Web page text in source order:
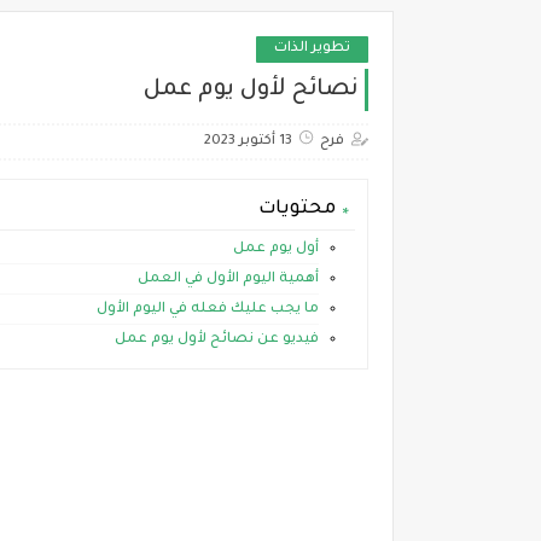
تطوير الذات
نصائح لأول يوم عمل
فرح 13 أكتوبر 2023
محتويات
أول يوم عمل
أهمية اليوم الأول في العمل
ما يجب عليك فعله في اليوم الأول
فيديو عن نصائح لأول يوم عمل